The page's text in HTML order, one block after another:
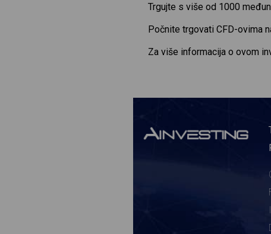
Trgujte s više od 1000
Počnite trgovati CFD-ovima
Za više informacija o ovom